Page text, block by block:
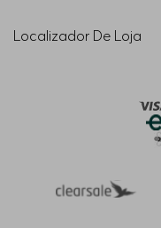
Localizador De Loja